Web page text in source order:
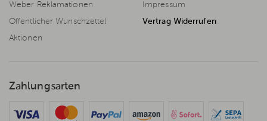
Weber Reklamationen
Öffentlicher Wunschzettel
Aktionen
Impressum
Vertrag Widerrufen
Zahlungsarten